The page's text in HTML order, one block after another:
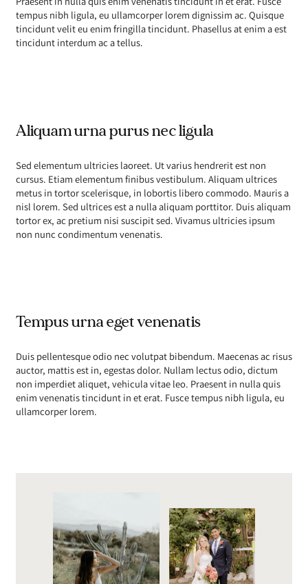
tempus nibh ligula, eu ullamcorper lorem dignissim ac. Quisque
tincidunt velit eu enim fringilla tincidunt. Phasellus at enim a est
tincidunt interdum ac a tellus.
Aliquam urna purus nec ligula
Sed elementum ultricies laoreet. Ut varius hendrerit est non
cursus. Etiam elementum finibus vestibulum. Aliquam ultrices
metus in tortor scelerisque, in lobortis libero commodo. Mauris a
nisl lorem. Sed ultrices est a nulla aliquam porttitor. Duis aliquam
tortor ex, ac pretium nisi suscipit sed. Vivamus ultricies ipsum
non nunc condimentum venenatis.
Tempus urna eget venenatis
Duis pellentesque odio nec volutpat bibendum. Maecenas ac risus
auctor, mattis est in, egestas dolor. Nullam lectus odio, dictum
non imperdiet aliquet, vehicula vitae leo. Praesent in nulla quis
enim venenatis tincidunt in et erat. Fusce tempus nibh ligula, eu
ullamcorper lorem.